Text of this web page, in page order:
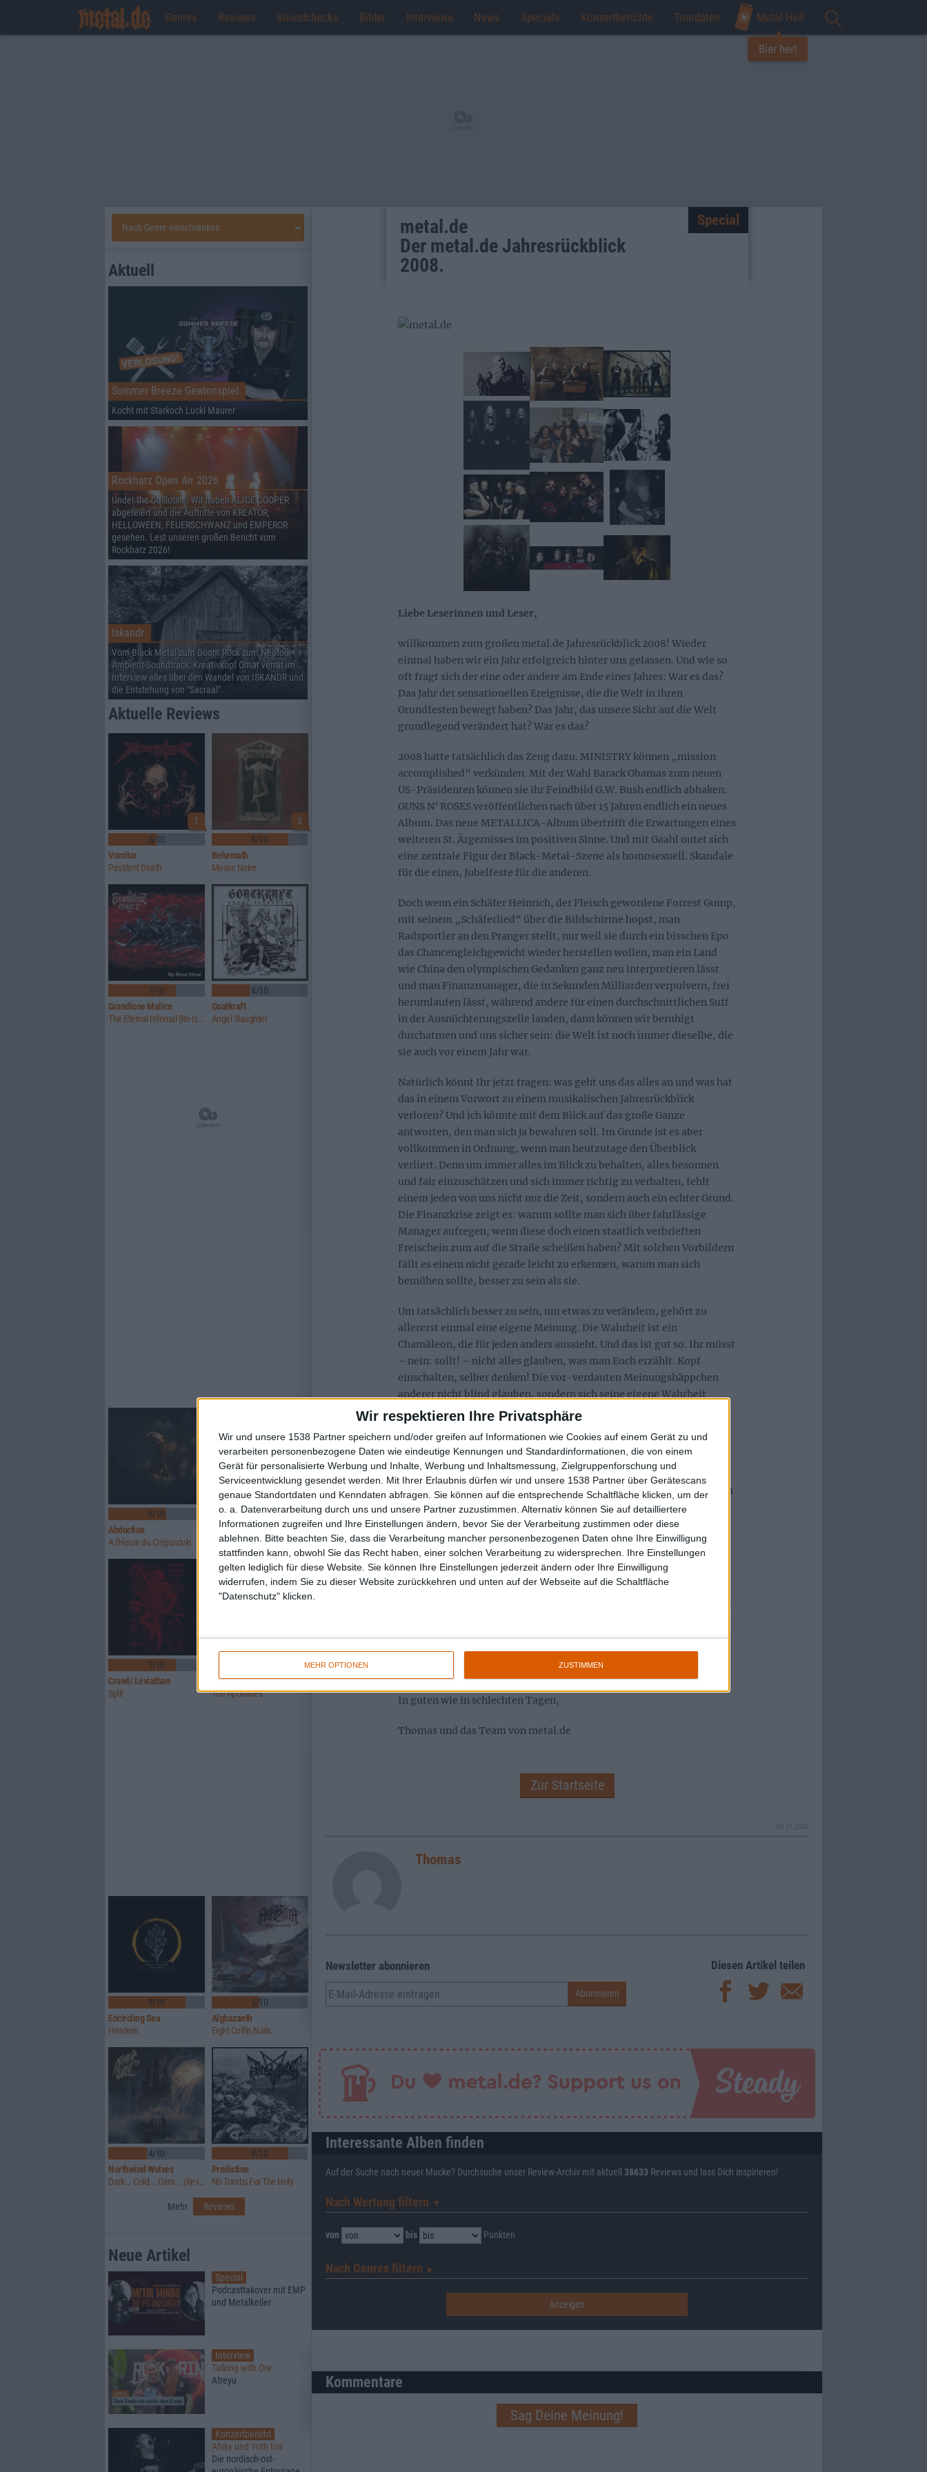
Wir respektieren Ihre Privatsphäre
Wir und unsere 1538 Partner speichern und/oder greifen auf Informationen wie Cookies auf einem Gerät zu und
verarbeiten personenbezogene Daten wie eindeutige Kennungen und Standardinformationen, die von einem
Gerät für personalisierte Werbung und Inhalte, Werbung und Inhaltsmessung, Zielgruppenforschung und
Serviceentwicklung gesendet werden.
Mit Ihrer Erlaubnis dürfen wir und unsere 1538 Partner über Gerätescans
genaue Standortdaten und Kenndaten abfragen. Sie können auf die entsprechende Schaltfläche klicken, um der
o. a. Datenverarbeitung durch uns und unsere Partner zuzustimmen. Alternativ können Sie auf detailliertere
Informationen zugreifen und Ihre Einstellungen ändern, bevor Sie der Verarbeitung zustimmen oder diese
ablehnen.
Bitte beachten Sie, dass die Verarbeitung mancher personenbezogenen Daten ohne Ihre Einwilligung
stattfinden kann, obwohl Sie das Recht haben, einer solchen Verarbeitung zu widersprechen. Ihre Einstellungen
gelten lediglich für diese Website. Sie können Ihre Einstellungen jederzeit ändern oder Ihre Einwilligung
widerrufen, indem Sie zu dieser Website zurückkehren und unten auf der Webseite auf die Schaltfläche
"Datenschutz" klicken.
MEHR OPTIONEN ZUSTIMMEN
Genres Reviews Soundchecks Bilder Interviews News Specials Konzertberichte Tourdaten Metal Hell
Bier her!
metal.de
Der metal.de Jahresrückblick
2008.
Special
Liebe Leserinnen und Leser,
willkommen zum großen metal.de Jahresrückblick 2008! Wieder
einmal haben wir ein Jahr erfolgreich hinter uns gelassen. Und wie so
oft fragt sich der eine oder andere am Ende eines Jahres: War es das?
Das Jahr der sensationellen Ereignisse, die die Welt in ihren
Grundfesten bewegt haben? Das Jahr, das unsere Sicht auf die Welt
grundlegend verändert hat? War es das?
2008 hatte tatsächlich das Zeug dazu. MINISTRY können „mission
accomplished“ verkünden. Mit der Wahl Barack Obamas zum neuen
US-Präsidenten können sie ihr Feindbild G.W. Bush endlich abhaken.
GUNS N‘ ROSES veröffentlichen nach über 15 Jahren endlich ein neues
Album. Das neue METALLICA-Album übertrifft die Erwartungen eines
weiteren St. Ärgernisses im positiven Sinne. Und mit Gaahl outet sich
eine zentrale Figur der Black-Metal-Szene als homosexuell. Skandale
für die einen, Jubelfeste für die anderen.
Doch wenn ein Schäfer Heinrich, der Fleisch gewordene Forrest Gump,
mit seinem „Schäferlied“ über die Bildschirme hopst, man
Radsportler an den Pranger stellt, nur weil sie durch ein bisschen Epo
das Chancengleichgewicht wieder herstellen wollen, man ein Land
wie China den olympischen Gedanken ganz neu interpretieren lässt
und man Finanzmanager, die in Sekunden Milliarden verpulvern, frei
herumlaufen lässt, während andere für einen durchschnittlichen Suff
in der Ausnüchterungszelle landen, dann können wir beruhigt
durchatmen und uns sicher sein: die Welt ist noch immer dieselbe, die
sie auch vor einem Jahr war.
Natürlich könnt Ihr jetzt fragen: was geht uns das alles an und was hat
das in einem Vorwort zu einem musikalischen Jahresrückblick
verloren? Und ich könnte mit dem Blick auf das große Ganze
antworten, den man sich ja bewahren soll. Im Grunde ist es aber
vollkommen in Ordnung, wenn man heutzutage den Überblick
verliert. Denn um immer alles im Blick zu behalten, alles besonnen
und fair einzuschätzen und sich immer richtig zu verhalten, fehlt
einem jeden von uns nicht nur die Zeit, sondern auch ein echter Grund.
Die Finanzkrise zeigt es: warum sollte man sich über fahrlässige
Manager aufregen, wenn diese doch einen staatlich verbrieften
Freischein zum auf die Straße scheißen haben? Mit solchen Vorbildern
fällt es einem nicht gerade leicht zu erkennen, warum man sich
bemühen sollte, besser zu sein als sie.
Um tatsächlich besser zu sein, um etwas zu verändern, gehört zu
allererst einmal eine eigene Meinung. Die Wahrheit ist ein
Chamäleon, die für jeden anders aussieht. Und das ist gut so. Ihr müsst
– nein: sollt! – nicht alles glauben, was man Euch erzählt. Kopf
einschalten, selber denken! Die vor-verdauten Meinungshäppchen
anderer nicht blind glauben, sondern sich seine eigene Wahrheit
zusammensetzen. Manchmal muss man mit seiner Meinung anecken,
um andere wach zu rütteln, die sonst weiter höflich danke sagen und
fleißig weiter Scheiße löffeln. Das gilt im Großen wie im Kleinen.
Und ganz besonders auch für ein Magazin wie metal.de. Wir müssen
uns jeden Tag eine eigene Meinung bilden. Sei es zu neuen Platten, im
Interview mit Künstlern oder zu verdächtig euphorischen
Newsmeldungen. Das tun wir, um Euch danach unsere eigene
Meinung mitzuteilen, die es wiederum Euch ermöglichen soll, Euch
Eure eigene zu bilden. Euer Zuspruch im vergangenen Jahr hat uns
gezeigt, dass wir unsere Sache wohl nicht ganz verkehrt machen.
Doch nun wollen wir die hinter uns liegenden zwölf Monate mit ihren
schwermetallischen Mikrokosmos noch einmal Revue passieren
lassen. Und vielleicht ist eine davon ja doch der berühmte
Flügelschlag eines Schmetterlings… aber lassen wir das.
In guten wie in schlechten Tagen,
Thomas und das Team von metal.de
Zur Startseite
Thomas
Newsletter abonnieren Diesen Artikel teilen
Interessante Alben finden
Auf der Suche nach neuer Mucke? Durchsuche unser Review-Archiv mit aktuell 38633 Reviews und lass Dich inspirieren!
Nach Wertung filtern ▼︎
von bis Punkten
Nach Genres filtern ►︎
Kommentare
Sag Deine Meinung!
Aktuell
Summer Breeze Gewinnspiel
Kocht mit Starkoch Lucki Maurer
Rockharz Open Air 2026
Under the Guillotine: Wir haben ALICE COOPER
abgefeiert und die Auftritte von KREATOR,
HELLOWEEN, FEUERSCHWANZ und EMPEROR
gesehen. Lest unseren großen Bericht vom
Rockharz 2026!
Iskandr
Vom Black Metal zum Doom Rock zum Neofolk-
Ambient-Soundtrack: Kreativkopf Omar verrät im
Interview alles über den Wandel von ISKANDR und
die Entstehung von "Sacraal".
Aktuelle Reviews
1
5/10
Vomitor
Pestilent Death
3
8/10
Behemoth
Messe Noire
7/10
Grandiose Malice
The Eternal Infernal (Re-Issue)
4/10
Goatkraft
Angel Slaughter
6/10
Abduction
A l'Heure du Crépuscule
6/10
Above Aurora
Path To Ruin
7/10
Crawl/ Leviathan
Split
Glorior Belli
The Apostates
8/10
Encircling Sea
Hearken
5/10
Alghazanth
Eight Coffin Nails
4/10
Northwind Wolves
Dark... Cold... Grim... (Re-Issue)
8/10
Prediction
No Tombs For The Holy
Mehr Reviews
Neue Artikel
Special
Podcasttakover mit EMP
und Metalkeller
Interview
Talking with Ore
Atreyu
Konzertbericht
Afsky und Yoth Iria
Die nordisch-ost-